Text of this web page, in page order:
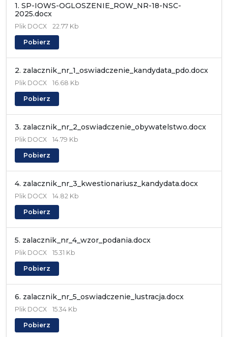
1. SP-IOWS-OGLOSZENIE_ROW_NR-18-NSC-
2025.docx
Plik DOCX 22.77 Kb
Pobierz
2. zalacznik_nr_1_oswiadczenie_kandydata_pdo.docx
Plik DOCX 16.68 Kb
Pobierz
3. zalacznik_nr_2_oswiadczenie_obywatelstwo.docx
Plik DOCX 14.79 Kb
Pobierz
4. zalacznik_nr_3_kwestionariusz_kandydata.docx
Plik DOCX 14.82 Kb
Pobierz
5. zalacznik_nr_4_wzor_podania.docx
Plik DOCX 15.31 Kb
Pobierz
6. zalacznik_nr_5_oswiadczenie_lustracja.docx
Plik DOCX 15.34 Kb
Pobierz